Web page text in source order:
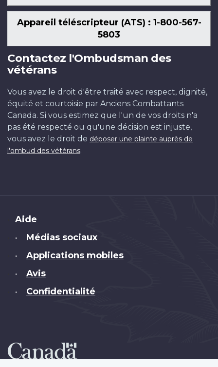
Appareil téléscripteur (ATS) : 1-800-567-
5803
Contactez l'Ombudsman des
vétérans
Vous avez le droit d'être traité avec respect, dignité,
équité et courtoisie par Anciens Combattants
Canada. Si vous estimez que l'un de vos droits n'a
pas été respecté ou qu'une décision est injuste,
vous avez le droit de déposer une plainte auprès de
l'ombud des vétérans.
Brand
Aide
• Médias sociaux
• Applications mobiles
• Avis
• Confidentialité